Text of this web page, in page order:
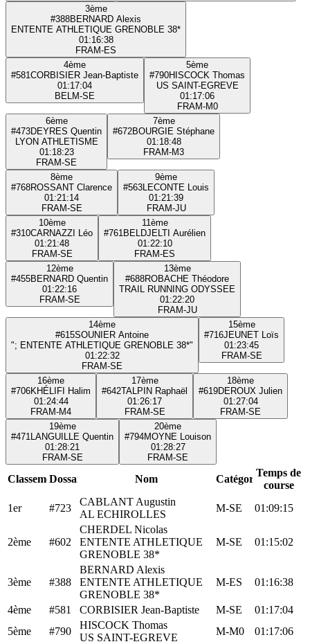
3ème
#388BERNARD Alexis
ENTENTE ATHLETIQUE GRENOBLE 38*
01:16:38
FRAM-ES
4ème
#581 CORBISIER Jean-Baptiste
01:17:04
BEL
M-SE
5ème
#790HISCOCK Thomas
US SAINT-EGREVE
01:17:06
FRAM-M0
6ème
#473DEYRES Quentin
LYON ATHLETISME
01:18:23
FRAM-SE
7ème
#672BOURGIE Stéphane
01:18:48
FRAM-M3
8ème
#768ROSSANT Clarence
01:21:14
FRAM-SE
9ème
#563 LECONTE Louis
01:21:39
FRAM-JU
10ème
#310CARNAZZI Léo
01:21:48
FRAM-SE
11ème
#761 BELDJELTI Aurélien
01:22:10
FRAM-ES
12ème
#455BERNARD Quentin
01:22:16
FRAM-SE
13ème
#688ROBACHE Théodore
TRAIL RUNNING ODYSSEE
01:22:20
FRAM-JU
14ème
#615SOUNIER Antoine
"; ENTENTE ATHLETIQUE GRENOBLE 38*"
01:22:32
FRAM-SE
15ème
#716JEUNET Loïs
01:23:45
FRAM-SE
16ème
#706KHÉLIFI Halim
01:24:44
FRAM-M4
17ème
#642TALPIN Raphaël
01:26:17
FRAM-SE
18ème
#619DEROUX Julien
01:27:04
FRAM-SE
19ème
#471
LANGUILLE Quentin
01:28:21
FRAM-SE
20ème
#794MOYNE Louison
01:28:27
FRAM-SE
ClassementDossard Nom Catégorie
Temps de
course
1er
#723
CABLANT Augustin
AL ECHIROLLES
M-SE 01:09:15
2ème #602
CHERDEL Nicolas
ENTENTE ATHLETIQUE
GRENOBLE 38*
M-SE 01:15:02
3ème #388
BERNARD Alexis
ENTENTE ATHLETIQUE
GRENOBLE 38*
M-ES 01:16:38
4ème #581 CORBISIER Jean-Baptiste M-SE
01:17:04
5ème
#790
HISCOCK Thomas
US SAINT-EGREVE
M-M0 01:17:06